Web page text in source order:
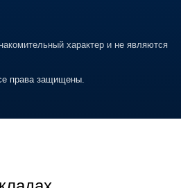
характер и не являются
права защищены.